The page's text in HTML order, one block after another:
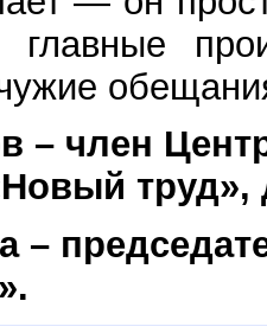
– член
труд»,
–